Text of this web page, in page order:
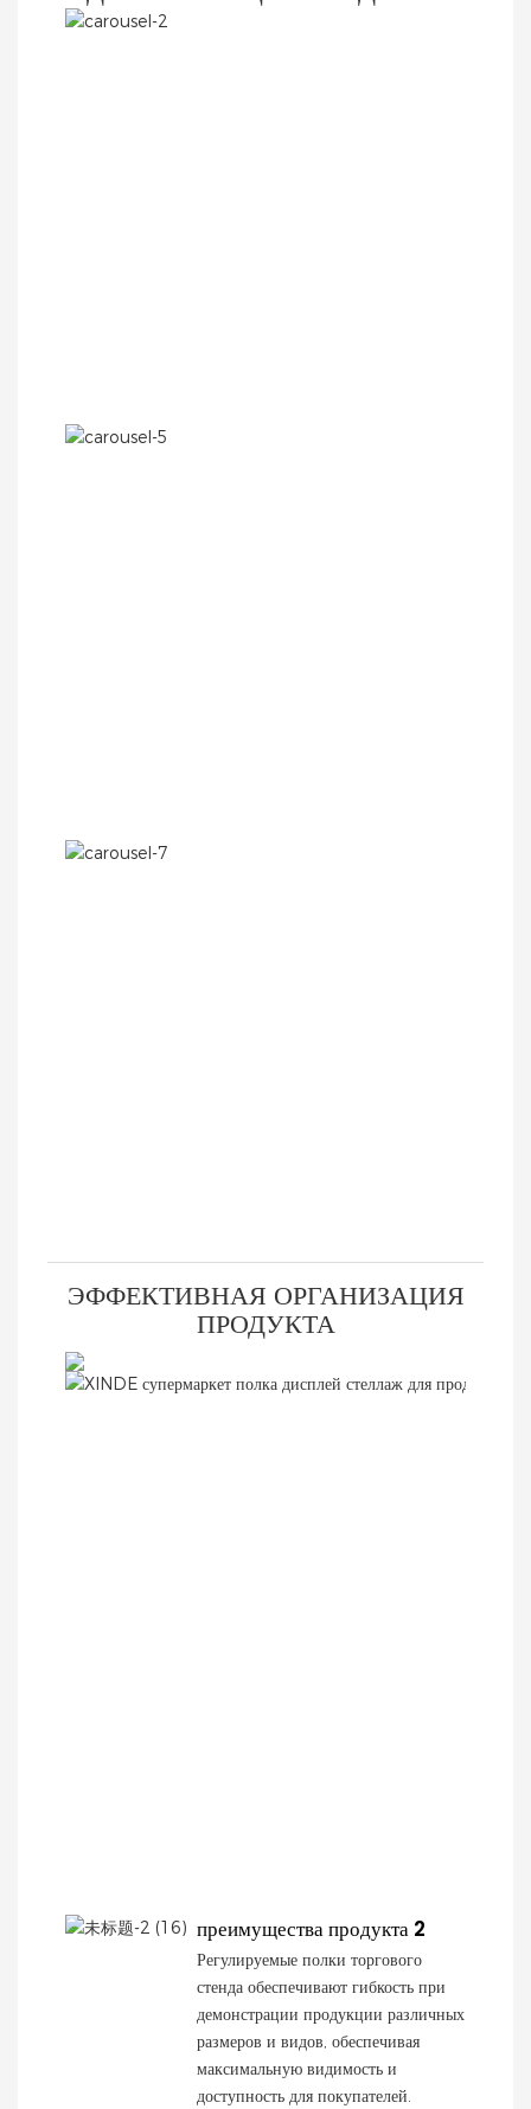
ЭФФЕКТИВНАЯ ОРГАНИЗАЦИЯ
ПРОДУКТА
преимущества продукта 2
Регулируемые полки торгового
стенда обеспечивают гибкость при
демонстрации продукции различных
размеров и видов, обеспечивая
максимальную видимость и
доступность для покупателей.